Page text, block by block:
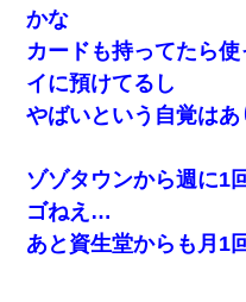
かな
カードも持ってたら
イに預けてるし
やばいという自覚はあ
ゾゾタウンから週に1
ゴねえ…
あと資生堂からも月1